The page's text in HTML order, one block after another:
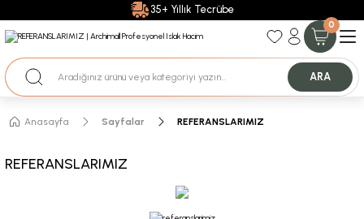
35+ Yıllık Tecrübe
Uzman Ekip Desteği
Nakit Ödemeli Özel Fiyatlar için Bizden Teklif Alabilirsiniz.
0
ARA
Anasayfa Sayfalar REFERANSLARIMIZ
REFERANSLARIMIZ